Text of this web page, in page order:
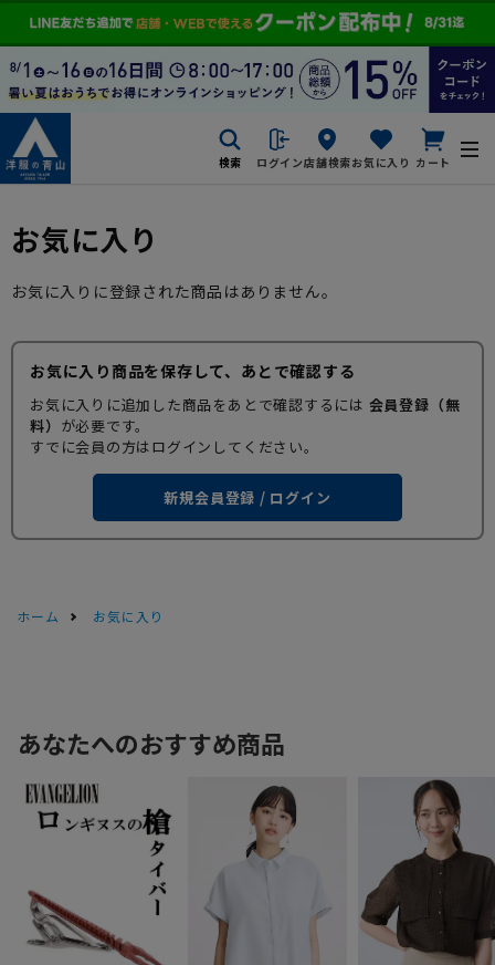
検索 ログイン店舗検索お気に入り カート
お気に入り
お気に入りに登録された商品はありません。
お気に入り商品を保存して、あとで確認する
お気に入りに追加した商品をあとで確認するには 会員登録（無
料） が必要です。
すでに会員の方はログインしてください。
新規会員登録 / ログイン
ホーム お気に入り